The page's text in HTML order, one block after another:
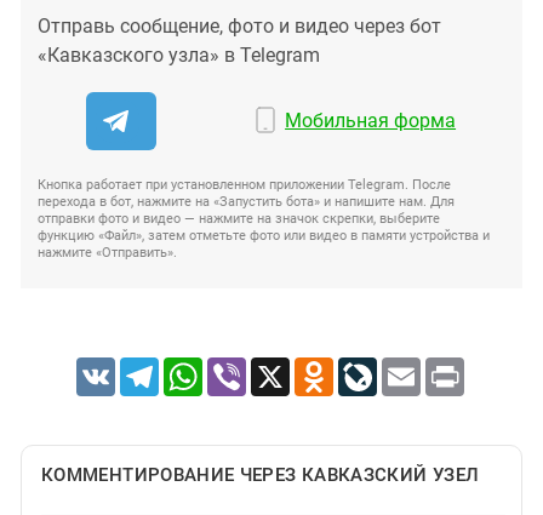
Отправь сообщение, фото и видео через бот
«Кавказского узла» в Telegram
Мобильная форма
Кнопка работает при установленном приложении Telegram. После
перехода в бот, нажмите на «Запустить бота» и напишите нам. Для
отправки фото и видео — нажмите на значок скрепки, выберите
функцию «Файл», затем отметьте фото или видео в памяти устройства и
нажмите «Отправить».
VK TelegramWhatsApp
Viber X Odnoklassniki
LiveJournal
Email Print
КОММЕНТИРОВАНИЕ ЧЕРЕЗ КАВКАЗСКИЙ УЗЕЛ